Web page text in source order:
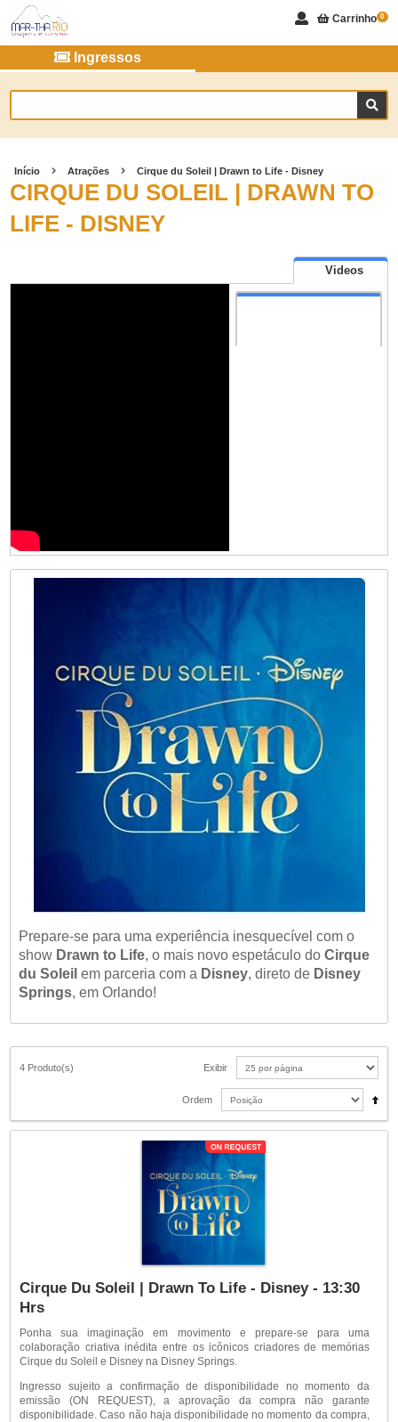
Carrinho 0
Ingressos
Início Atrações Cirque du Soleil | Drawn to Life - Disney
CIRQUE DU SOLEIL | DRAWN TO
LIFE - DISNEY
Videos
Prepare-se para uma experiência inesquecível com o
show Drawn to Life, o mais novo espetáculo do Cirque
du Soleil em parceria com a Disney, direto de Disney
Springs, em Orlando!
4 Produto(s) Exibir
Ordem
Cirque Du Soleil | Drawn To Life - Disney - 13:30
Hrs
Ponha sua imaginação em movimento e prepare-se para uma
colaboração criativa inédita entre os icônicos criadores de memórias
Cirque du Soleil e Disney na Disney Springs.
Ingresso sujeito a confirmação de disponibilidade no momento da
emissão (ON REQUEST), a aprovação da compra não garante
disponibilidade. Caso não haja disponibilidade no momento da compra,